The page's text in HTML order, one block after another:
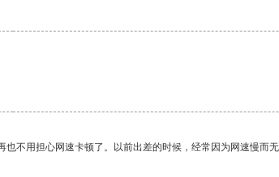
不用担心网速卡顿了。以前出差的时候，经常因为网速慢而